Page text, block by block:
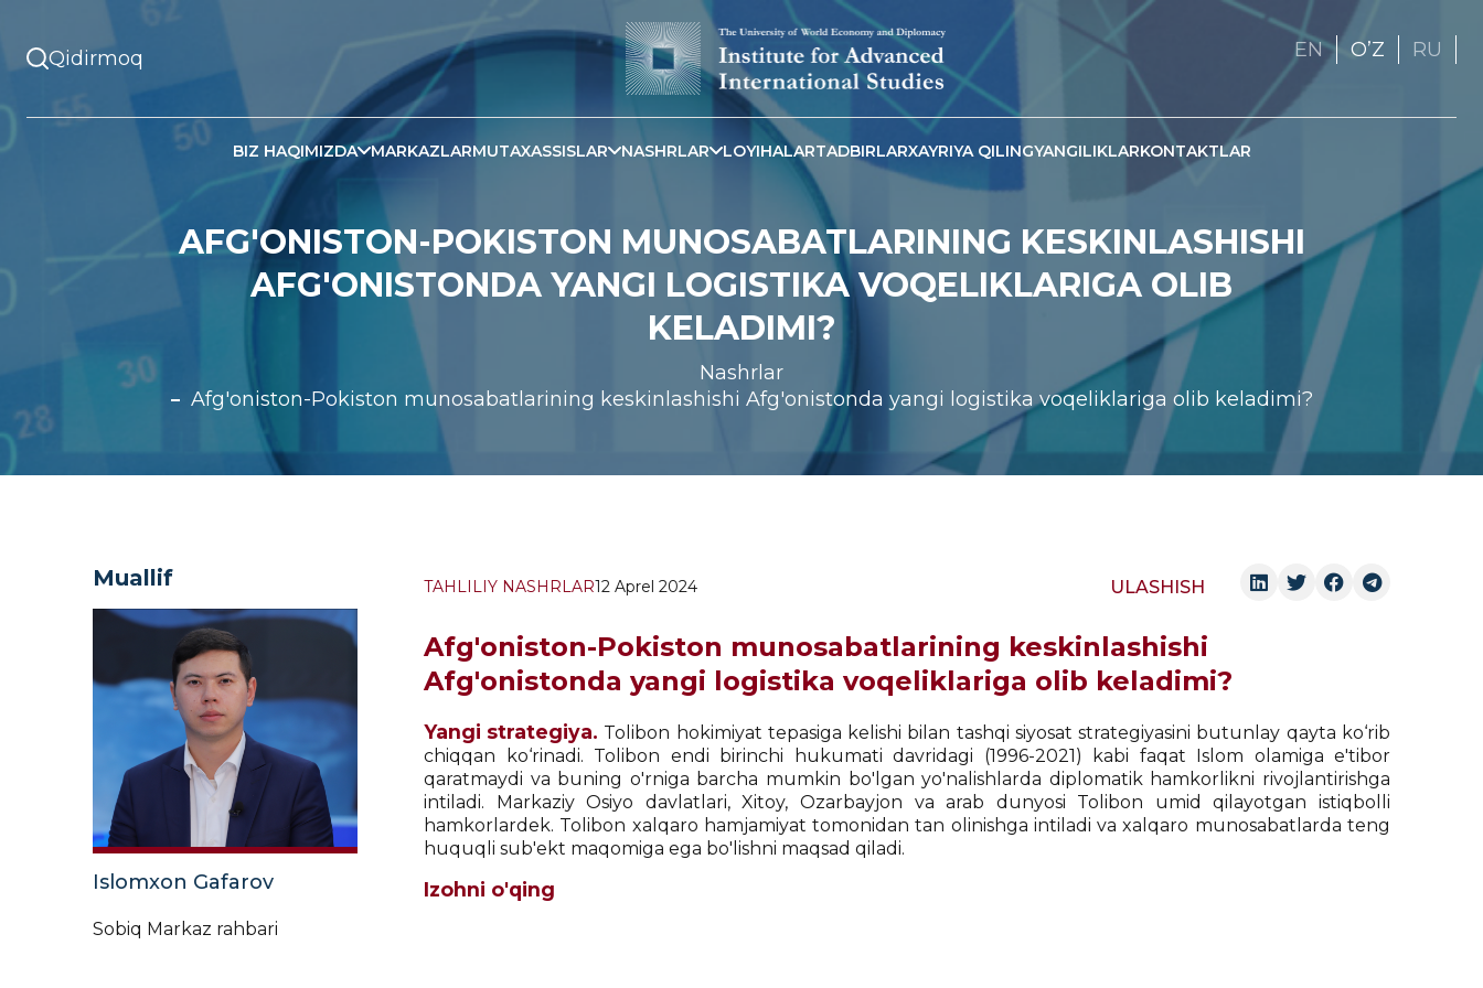
EN OʼZ RU
BIZ HAQIMIZDA MARKAZLARMUTAXASSISLAR NASHRLAR LOYIHALARTADBIRLARXAYRIYA QILINGYANGILIKLARKONTAKTLAR
AFG'ONISTON-POKISTON MUNOSABATLARINING KESKINLASHISHI
AFG'ONISTONDA YANGI LOGISTIKA VOQELIKLARIGA OLIB
KELADIMI?
Nashrlar
Afg'oniston-Pokiston munosabatlarining keskinlashishi Afg'onistonda yangi logistika voqeliklariga olib keladimi?
Muallif
Islomxon Gafarov
Sobiq Markaz rahbari
TAHLILIY NASHRLAR12 Aprel 2024 ULASHISH
Afg'oniston-Pokiston munosabatlarining keskinlashishi
Afg'onistonda yangi logistika voqeliklariga olib keladimi?
Yangi strategiya. Tolibon hokimiyat tepasiga kelishi bilan tashqi siyosat strategiyasini butunlay qayta ko‘rib
chiqqan ko‘rinadi. Tolibon endi birinchi hukumati davridagi (1996-2021) kabi faqat Islom olamiga e'tibor
qaratmaydi va buning o'rniga barcha mumkin bo'lgan yo'nalishlarda diplomatik hamkorlikni rivojlantirishga
intiladi. Markaziy Osiyo davlatlari, Xitoy, Ozarbayjon va arab dunyosi Tolibon umid qilayotgan istiqbolli
hamkorlardek. Tolibon xalqaro hamjamiyat tomonidan tan olinishga intiladi va xalqaro munosabatlarda teng
huquqli sub'ekt maqomiga ega bo'lishni maqsad qiladi.
Izohni o'qing